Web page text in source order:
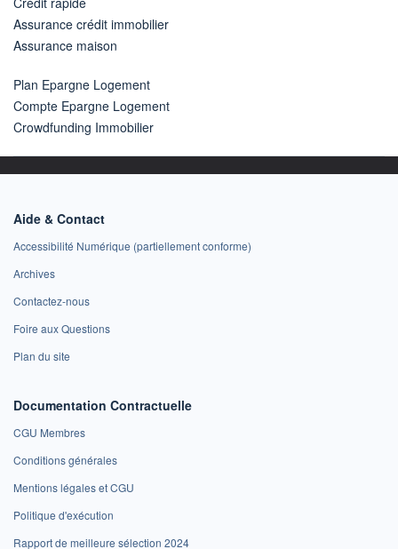
Assurance crédit immobilier
Assurance maison
Plan Epargne Logement
Compte Epargne Logement
Crowdfunding Immobilier
Aide & Contact
Accessibilité Numérique (partiellement conforme)
Archives
Contactez-nous
Foire aux Questions
Plan du site
Documentation Contractuelle
CGU Membres
Conditions générales
Mentions légales et CGU
Politique d'exécution
Rapport de meilleure sélection 2024